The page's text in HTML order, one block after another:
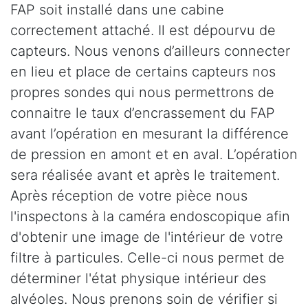
FAP soit installé dans une cabine
correctement attaché. Il est dépourvu de
capteurs. Nous venons d’ailleurs connecter
en lieu et place de certains capteurs nos
propres sondes qui nous permettrons de
connaitre le taux d’encrassement du FAP
avant l’opération en mesurant la différence
de pression en amont et en aval. L’opération
sera réalisée avant et après le traitement.
Après réception de votre pièce nous
l'inspectons à la caméra endoscopique afin
d'obtenir une image de l'intérieur de votre
filtre à particules. Celle-ci nous permet de
déterminer l'état physique intérieur des
alvéoles. Nous prenons soin de vérifier si